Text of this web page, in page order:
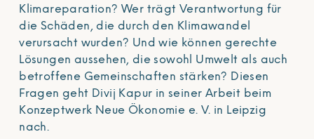
Klimareparation? Wer trägt Verantwortung für
die Schäden, die durch den Klimawandel
verursacht wurden? Und wie können gerechte
Lösungen aussehen, die sowohl Umwelt als auch
betroffene Gemeinschaften stärken? Diesen
Fragen geht Divij Kapur in seiner Arbeit beim
Konzeptwerk Neue Ökonomie e. V. in Leipzig
nach.